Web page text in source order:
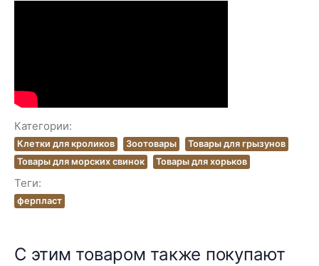
Категории:
Клетки для кроликов Зоотовары
Товары для грызунов
Товары для морских свинок
Товары для хорьков
Теги:
ферпласт
С этим товаром также покупают